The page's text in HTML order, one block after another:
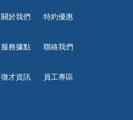
關於我們 特約優惠
服務據點 聯絡我們
徵才資訊 員工專區